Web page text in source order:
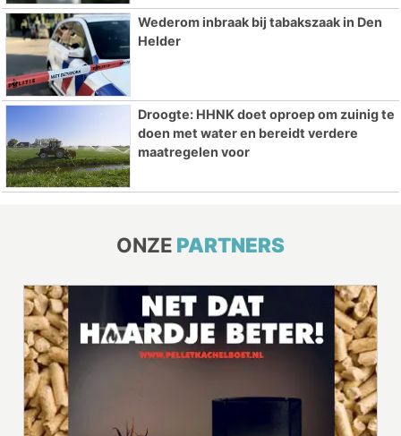
Wederom inbraak bij tabakszaak in Den
Helder
Droogte: HHNK doet oproep om zuinig te
doen met water en bereidt verdere
maatregelen voor
ONZE PARTNERS